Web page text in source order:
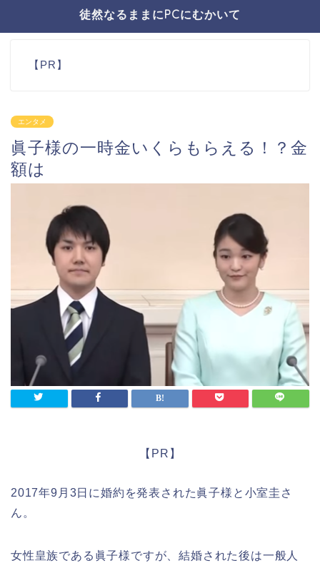
徒然なるままにPCにむかいて
【PR】
エンタメ
眞子様の一時金いくらもらえる！？金
額は
【PR】
2017年9月3日に婚約を発表された眞子様と小室圭さ
ん。
女性皇族である眞子様ですが、結婚された後は一般人